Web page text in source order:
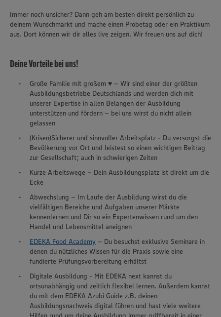
Immer noch unsicher? Dann geh am besten direkt persönlich zu
deinem Wunschmarkt und mache einen Probetag oder ein Praktikum
aus. Dort können wir dir alles live zeigen. Wir freuen uns auf dich!
Deine Vorteile bei uns!
Große Familie mit großem ♥ – Wir sind einer der größten
Ausbildungsbetriebe Deutschlands und werden dich mit
unserer Expertise in allen Belangen der Ausbildung
unterstützen und fördern – bei uns wirst du nicht allein
gelassen
(Krisen)Sicherer und sinnvoller Arbeitsplatz - Du versorgst die
Bevölkerung vor Ort und leistest so einen wichtigen Beitrag
zur Gesellschaft; auch in schwierigen Zeiten
Kurze Arbeitswege – Dein Ausbildungsplatz ist direkt um die
Ecke
Abwechslung – Im Laufe der Ausbildung wirst du die
vielfältigen Bereiche und Aufgaben unserer Märkte
kennenlernen und Dir so ein Expertenwissen rund um den
Handel und Lebensmittel aneignen
EDEKA Food Academy – Du besuchst exklusive Seminare in
denen du nützliches Wissen für die Praxis sowie eine
fundierte Prüfungsvorbereitung erhältst
Digitale Ausbildung - Mit EDEKA next kannst du
ortsunabhängig und zeitlich flexibel lernen. Außerdem kannst
du mit dem EDEKA Azubi Guide z.B. deinen
Ausbildungsnachweis digital führen und hast viele weitere